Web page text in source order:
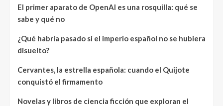
El primer aparato de OpenAI es una rosquilla: qué se
sabe y qué no
¿Qué habría pasado si el imperio español no se hubiera
disuelto?
Cervantes, la estrella española: cuando el Quijote
conquistó el firmamento
Novelas y libros de ciencia ficción que exploran el